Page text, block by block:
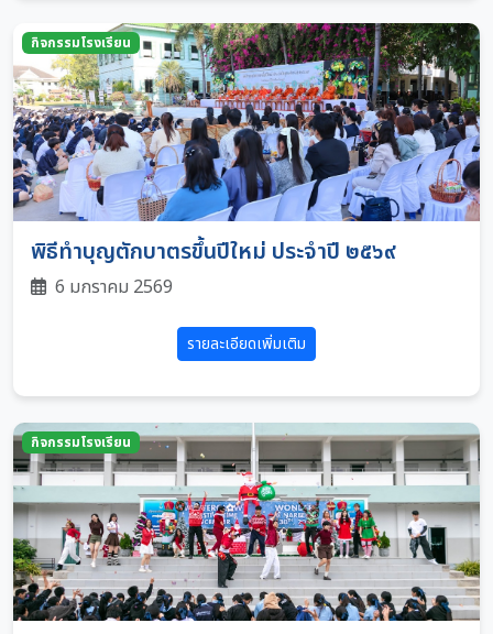
กิจกรรมโรงเรียน
พิธีทำบุญตักบาตรขึ้นปีใหม่ ประจำปี ๒๕๖๙
6 มกราคม 2569
รายละเอียดเพิ่มเติม
กิจกรรมโรงเรียน